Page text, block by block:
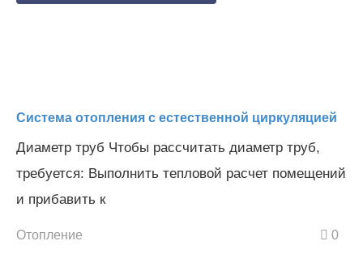
Система отопления с естественной циркуляцией
Диаметр труб Чтобы рассчитать диаметр труб,
требуется: Выполнить тепловой расчет помещений
и прибавить к
Отопление 0